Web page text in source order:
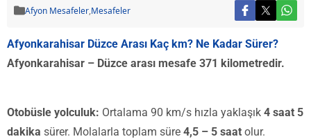
Afyon Mesafeler,Mesafeler
Afyonkarahisar Düzce Arası Kaç km? Ne Kadar Sürer?
Afyonkarahisar – Düzce arası mesafe 371 kilometredir.
Otobüsle yolculuk: Ortalama 90 km/s hızla yaklaşık 4 saat 5
dakika sürer. Molalarla toplam süre 4,5 – 5 saat olur.